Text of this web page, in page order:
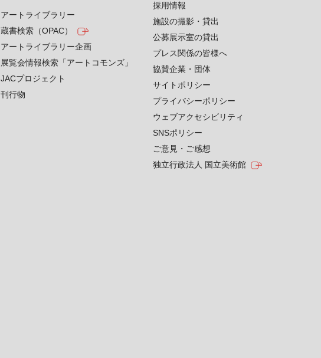
アートライブラリー
蔵書検索（OPAC）
アートライブラリー企画
展覧会情報検索「アートコモンズ」
JACプロジェクト
刊行物
採用情報
施設の撮影・貸出
公募展示室の貸出
プレス関係の皆様へ
協賛企業・団体
サイトポリシー
プライバシーポリシー
ウェブアクセシビリティ
SNSポリシー
ご意見・ご感想
独立行政法人 国立美術館